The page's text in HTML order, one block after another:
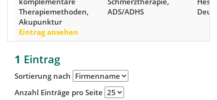
Therapiemethoden,
Akupunktur
Eintrag ansehen
ADS/ADHS
1 Eintrag
Sortierung nach
Anzahl Einträge pro Seite